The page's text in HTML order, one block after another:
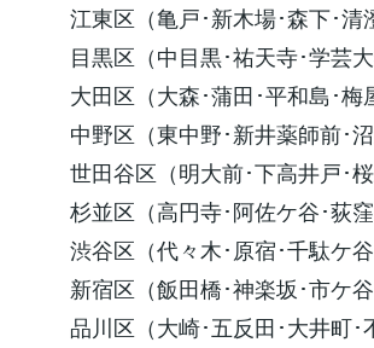
江東区（亀戸･新木場･森下･清
目黒区（中目黒･祐天寺･学芸
大田区（大森･蒲田･平和島･梅
中野区（東中野･新井薬師前･
世田谷区（明大前･下高井戸･
杉並区（高円寺･阿佐ケ谷･荻
渋谷区（代々木･原宿･千駄ケ
新宿区（飯田橋･神楽坂･市ケ谷
品川区（大崎･五反田･大井町･